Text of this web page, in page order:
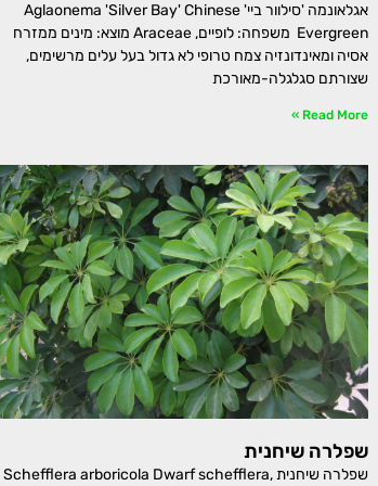
אגלאונמה 'סילוור ביי' Aglaonema 'Silver Bay' Chinese
Evergreen משפחה: לופיים, Araceae מוצא: מינים ממזרח
אסיה ומאינדונזיה צמח טרופי לא גדול בעל עלים מרשימים,
שצורתם סגלגלה-מאורכת
Read More »
שפלרה שיחנית
שפלרה שיחנית Schefflera arboricola Dwarf schefflera,